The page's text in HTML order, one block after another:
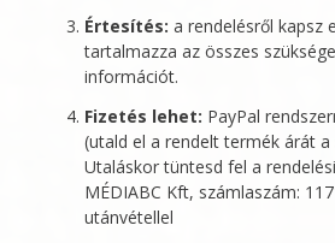
Értesítés: a rendelésről kapsz
tartalmazza az összes
információt.
Fizetés lehet: PayPal
(utald el a rendelt termék árát a
Utaláskor tüntesd fel a
MÉDIABC Kft, számlaszám:
utánvétellel